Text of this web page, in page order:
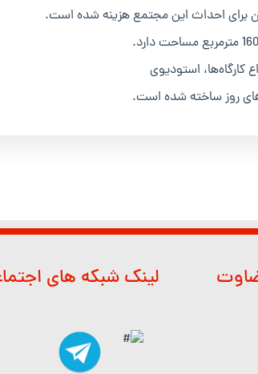
کارگاه‌ها، استودیوی
روز ساخته شده است.
لینک شبکه های